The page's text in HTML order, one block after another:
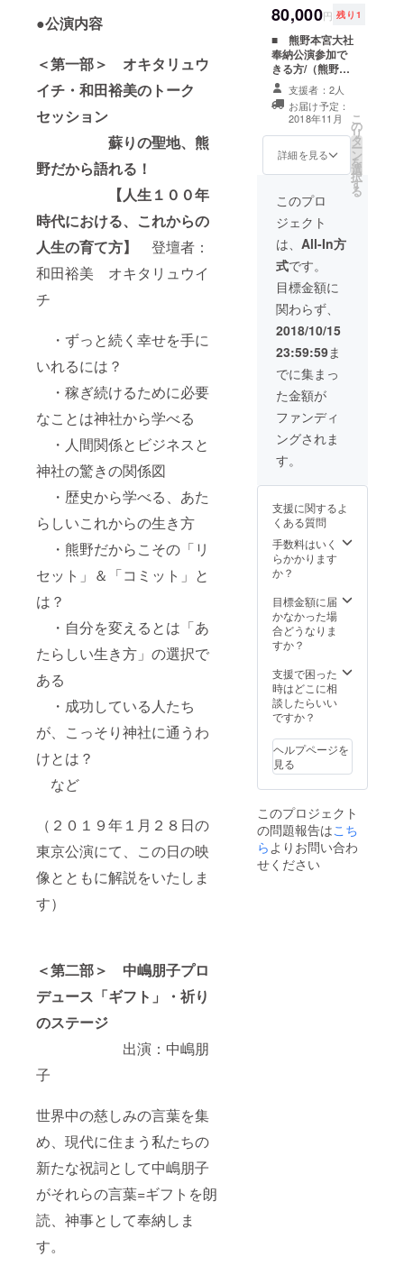
●公演内容
＜第一部＞ オキタリュウ
イチ・和田裕美のトーク
セッション
蘇りの聖地、熊
野だから語れる！
【人生１００年
時代における、これからの
人生の育て方】 登壇者：
和田裕美 オキタリュウイ
チ
・ずっと続く幸せを手に
いれるには？
・稼ぎ続けるために必要
なことは神社から学べる
・人間関係とビジネスと
神社の驚きの関係図
・歴史から学べる、あた
らしいこれからの生き方
・熊野だからこその「リ
セット」＆「コミット」と
は？
・自分を変えるとは「あ
たらしい生き方」の選択で
ある
・成功している人たち
が、こっそり神社に通うわ
けとは？
など
（２０１９年１月２８日の
東京公演にて、この日の映
像とともに解説をいたしま
す）
＜第二部＞
中嶋朋子プロ
デュース「ギフト」・祈り
のステージ
出演：中嶋朋
子
世界中の慈しみの言葉を集
め、現代に住まう私たちの
新たな祝詞として中嶋朋子
がそれらの言葉=ギフトを朗
読、神事として奉納しま
す。
の生き方 ・熊
野だからこその
「リセット」＆
「コミット」と
は？ ・自分を
変えるとは「あ
たらしい生き
方」の選択であ
る ・成功して
いる人たちが、
こっそり神社に
通うわけとは？
４：５０〜 中嶋
朋子プロデュー
ス「ギフト」・
祈りのステージ
出演 ：
中嶋朋子 世界
中の慈しみの言
葉を集め、現代
に住まう私たち
の新たな祝詞と
して中嶋朋子が
それらの言葉=ギ
フトを朗読、神
事として奉納し
ます。 ■本奉
納公演を記録し
たスペシャル映
像プレゼント！
公演を編集
をメールにてお
送りいたしま
す。
野本宮大社の創
建２０５０大祭
をお祝いしま
しょう！ 公演内
容 １部 １３：
３０〜 ＜第一部
＞ オキタリュ
ウイチ・和田裕
美のトークセッ
蘇り
の聖地、熊野だ
【人
生１００年時代
における、これ
からの人生の育
て方】２部 １
４：５０〜 中嶋
朋子プロデュー
ス「ギフト」・
祈りのステージ
出演 ：
中嶋朋子 世界
中の慈しみの言
葉を集め、現代
に住まう私たち
の新たな祝詞と
して中嶋朋子が
それらの言葉=ギ
フトを朗読、神
事として奉納し
宮大社奉納公演
を記録したスペ
シャル映像を編
集、限定配信さ
せていただきま
す。後日、配信
URLをメールに
ます。 ■ 「東
京で熊野本宮大
社２０５０年大
祭をお祝いしよ
「オキタリュウ
イチ＆和田裕美
のトークセッ
ション熊野イベ
ント上映会にご
招待！ 会
場: シアター代
官山 日程: ２０
１９年１月２８
日 １９：０
０〜 ※ご案内状
をメールにて事
前にお送りいた
します。 内容：
分付き！ ビ
ジネスの相談な
ど一瞬で人生が
変わるアドバイ
スをもらえま
す。 ■ 公演
後、登壇者と記
念撮影あり！
■ 熊野本宮大社
加権 ご指定
のメールアドレ
大社奉納公演の
送りさせていた
だきます。（一
週間経っても
メールが届かな
い場合は
support@wada
hiromi.comまで
ご連絡ください
ませ） 当日は皆
様のための参加
席をご用意させ
ていただきま
す。（前列指定
席） 是非、一緒
に熊野本宮大社
の創建２０５０
大祭をお祝いし
内容 １部 １
３：３０〜 ＜第
一部＞ オキタ
リュウイチ・和
田裕美のトーク
セッション
蘇り
から語れる！
【人
生１００年時代
における、これ
て方】２部 １
４：５０〜 中嶋
朋子プロデュー
ス「ギフト」・
出演 ：
中嶋朋子 世界
中の慈しみの言
葉を集め、現代
に住まう私たち
の新たな祝詞と
して中嶋朋子が
それらの言葉=ギ
フトを朗読、神
80,000円 残り1
■ 熊野本宮大社
奉納公演参加で
きる方/（熊野公
演、東京公演、
映像、オキタ＆
和田個別相談、
記念撮影） ■
翌日、熊野本宮
大社の近くに
美による「未来
の育て方個人コ
ンサルテーショ
ン」３０分付
き！（人生が好
転するあなただ
けのアドバイス
を。） ■ 公演
後、登壇者（中
嶋朋子、和田裕
ウイチ）と記念
撮影あり！ ■
熊野本宮大社特
別奉納公演参加
権 ご指定の
メールアドレス
に「熊野本宮大
社奉納公演のご
招待状」をお送
りさせていただ
きます。（一週
間経ってもメー
ルが届かない場
合は
support@wada
hiromi.comまで
ませ） 当日は皆
様のための参加
席をご用意させ
ていただきま
席） 是非、一緒
に熊野本宮大社
の創建２０５０
大祭をお祝いし
内容 １部 １
３：３０〜 ＜第
一部＞ オキタ
リュウイチ・和
田裕美のトーク
セッション
蘇り
の聖地、熊野に
て「リセット」
&「コミット」
支援者：2人
お届け予定：
2018年11月
詳細を見る
こ
の
リ
タ
ー
ン
を
選
択
す
る
このプロ
ジェクト
は、 All-In方
式です。
目標金額に
関わらず、
2018/10/15
23:59:59ま
でに集まっ
た金額が
ファンディ
ングされま
す。
支援に関するよ
くある質問
手数料はいく
らかかります
か？
目標金額に届
かなかった場
合どうなりま
すか？
支援で困った
時はどこに相
談したらいい
ですか？
ヘルプページを
見る
このプロジェクト
の問題報告はこち
ら よりお問い合わ
せください